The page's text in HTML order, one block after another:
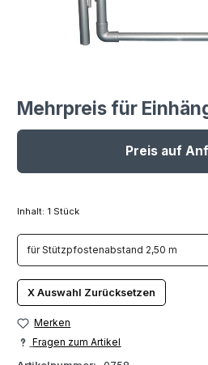
Mehrpreis für
Preis auf
Inhalt: 1 Stück
X Auswahl Zurücksetzen
Merken
Fragen zum Artikel